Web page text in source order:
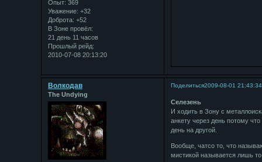
Опыт: 369
Уважение: +32
Доброта: +52
В Зоне провёл:
21 день 11 часов
Прошлый рейд:
2010-07-08 20:13:20
Поделиться2009-08-01 21:43:34
Bолкодав
The Undying
Селезень
И ходить в Зону с
анкету через день потому
день на другой.
Вообще, чатсо то, что
мистикой называется лишь